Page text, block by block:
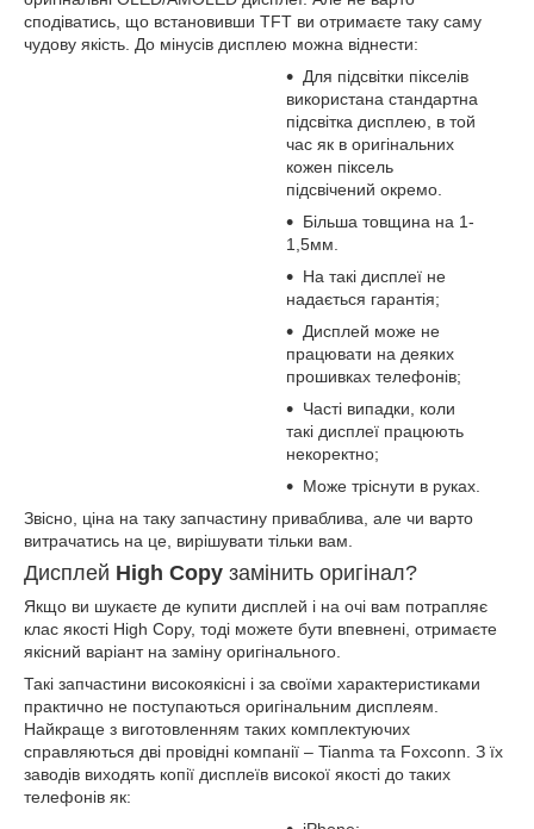
сподіватись, що встановивши TFT ви отримаєте таку саму
чудову якість. До мінусів дисплею можна віднести:
Для підсвітки пікселів
використана стандартна
підсвітка дисплею, в той
час як в оригінальних
кожен піксель
підсвічений окремо.
Більша товщина на 1-
1,5мм.
На такі дисплеї не
надається гарантія;
Дисплей може не
працювати на деяких
прошивках телефонів;
Часті випадки, коли
такі дисплеї працюють
некоректно;
Може тріснути в руках.
Звісно, ціна на таку запчастину приваблива, але чи варто
витрачатись на це, вирішувати тільки вам.
Дисплей High Copy замінить оригінал?
Якщо ви шукаєте де купити дисплей і на очі вам потрапляє
клас якості High Copy, тоді можете бути впевнені, отримаєте
якісний варіант на заміну оригінального.
Такі запчастини високоякісні і за своїми характеристиками
практично не поступаються оригінальним дисплеям.
Найкраще з виготовленням таких комплектуючих
справляються дві провідні компанії – Tianma та Foxconn. З їх
заводів виходять копії дисплеїв високої якості до таких
телефонів як: